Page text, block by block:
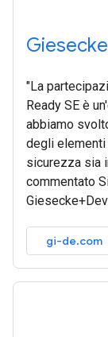
"La
Ready SE è
abbiamo
degli elementi
sicurezza sia
commentato
gi-de.com